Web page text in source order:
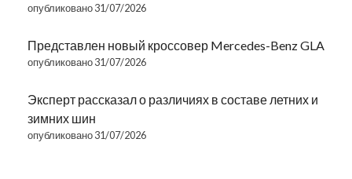
опубликовано 31/07/2026
Представлен новый кроссовер Mercedes-Benz GLA
опубликовано 31/07/2026
Эксперт рассказал о различиях в составе летних и
зимних шин
опубликовано 31/07/2026